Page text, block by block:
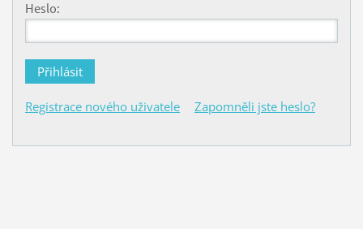
Heslo:
Registrace nového uživatele Zapomněli jste heslo?